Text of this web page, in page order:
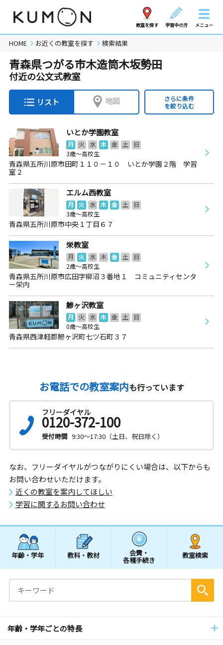
教室を探す 学習中の方 メニュー
HOME お近くの教室を探す 検索結果
青森県つがる市木造筒木坂勢田
付近の公文式教室
リスト 地図
さらに条件
を絞り込む
いとか学園教室
月 火 水 木 金 土
日
3歳～高校生
青森県五所川原市田町１１０－１０ いとか学園２階 学習
室２
エルム西教室
月 火 水 木 金 土
日
3歳～高校生
青森県五所川原市中央１丁目６７
栄教室
月 火 水 木 金 土
日
2歳～高校生
青森県五所川原市広田字柳沼３番地１ コミュニティセンタ
ー栄内
鯵ヶ沢教室
月 火 水 木 金 土
日
0歳～高校生
青森県西津軽郡鰺ヶ沢町七ツ石町３７
お電話での教室案内も行っています
フリーダイヤル
0120-372-100
受付時間 9:30～17:30（土日、祝日除く）
なお、フリーダイヤルがつながりにくい場合は、以下からも
お問い合わせいただけます。
近くの教室を案内してほしい
学習に関するお問い合わせ
年齢・学年 教科・教材 会費・
各種手続き
教室検索
年齢・学年ごとの特長